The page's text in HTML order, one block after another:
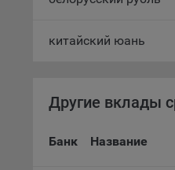
китайский юань
Другие вклады
Банк Название